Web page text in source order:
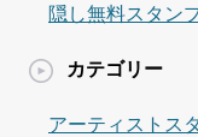
隠し無料スタン
カテゴリー
アーティストス